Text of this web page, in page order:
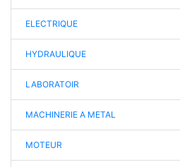
ELECTRIQUE
HYDRAULIQUE
LABORATOIR
MACHINERIE A METAL
MOTEUR